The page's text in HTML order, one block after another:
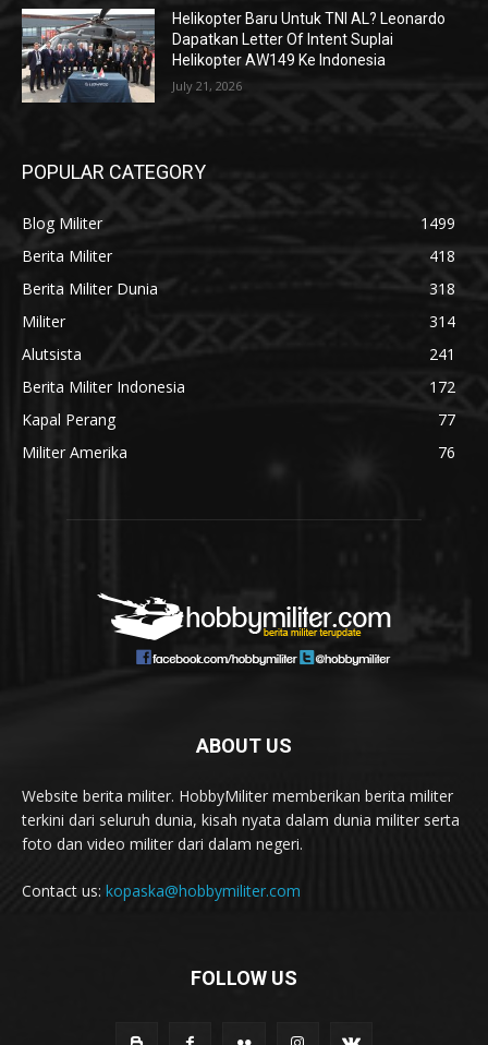
Helikopter Baru Untuk TNI AL? Leonardo
Dapatkan Letter Of Intent Suplai
Helikopter AW149 Ke Indonesia
July 21, 2026
POPULAR CATEGORY
Blog Militer
1499
Berita Militer
418
Berita Militer Dunia
318
Militer
314
Alutsista
241
Berita Militer Indonesia
172
Kapal Perang
77
Militer Amerika
76
ABOUT US
Website berita militer. HobbyMiliter memberikan berita militer
terkini dari seluruh dunia, kisah nyata dalam dunia militer serta
foto dan video militer dari dalam negeri.
Contact us: kopaska@hobbymiliter.com
FOLLOW US